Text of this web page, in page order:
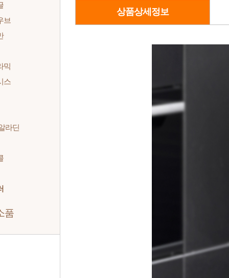
브
믹
스
라딘
품
상품상세정보